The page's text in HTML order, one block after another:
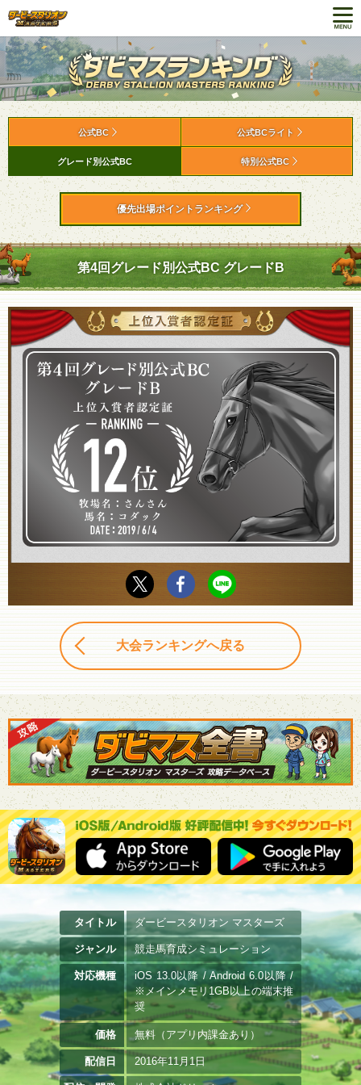
公式BC 公式BCライト
グレード別公式BC 特別公式BC
優先出場ポイントランキング
第4回グレード別公式BC グレードB
大会ランキングへ戻る
タイトル ダービースタリオン マスターズ
ジャンル 競走馬育成シミュレーション
対応機種
iOS 13.0以降 / Android 6.0以降 /
※メインメモリ1GB以上の端末推
奨
価格 無料（アプリ内課金あり）
配信日 2016年11月1日